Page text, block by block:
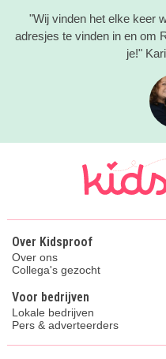
"Wij vinden het elke keer
adresjes te vinden in en om
je!"
Over Kidsproof
Over ons
Collega's gezocht
Voor bedrijven
Lokale bedrijven
Pers & adverteerders